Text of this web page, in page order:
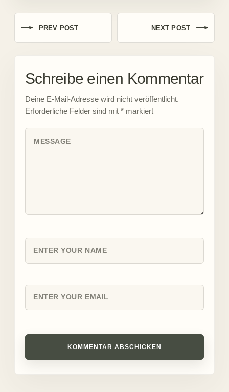
PREV POST NEXT POST
Schreibe einen Kommentar
Deine E-Mail-Adresse wird nicht veröffentlicht.
Erforderliche Felder sind mit * markiert
KOMMENTAR ABSCHICKEN